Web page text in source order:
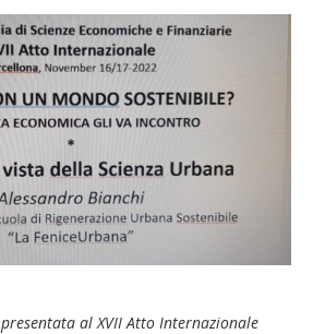
al XVII Atto Internazionale